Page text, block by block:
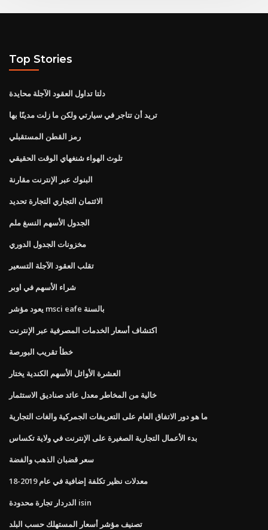
Top Stories
دلتا تداول العقود الآجلة محايدة
تريد أن تتاجر في سيارتي ولكن ما زلت مدينًا بها
رمز القطن المستقبلي
تلوث الهواء شنغهاي الوقت الحقيقي
البنوك عبر الإنترنت مقارنة
الائتمان التجاري التجارة تحديد
الجدول الأسهم النسغ ملم
مخزونات الجدول الدوري
تقلب العقود الآجلة التسعير
شراء الأسهم في اوبر
يعود مؤشر msci eafe بالسنة
اكتشاف أسعار الخدمات المصرفية عبر الإنترنت
خطأ تقريب البورصة
العشرة الأوائل الأسهم الكندية يختار
خالية من المخاطر معدل عائد صناديق الاستثمار
ما هو دور الاتفاق العام على التعريفات الجمركية والغات التجارية
بدء الأعمال التجارية الصغيرة على الإنترنت في ولاية تكساس
سعر قضبان الذهب والفضة
معدلات نظير تكلفة إضافية في عام 2019-18
الدردار تجارة محدودة isin
تصنيف مؤشر أسعار المستهلك حسب البلد